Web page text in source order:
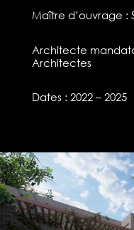
Maître d’ouvrage :
Architecte
Architectes
Dates : 2022 – 2025